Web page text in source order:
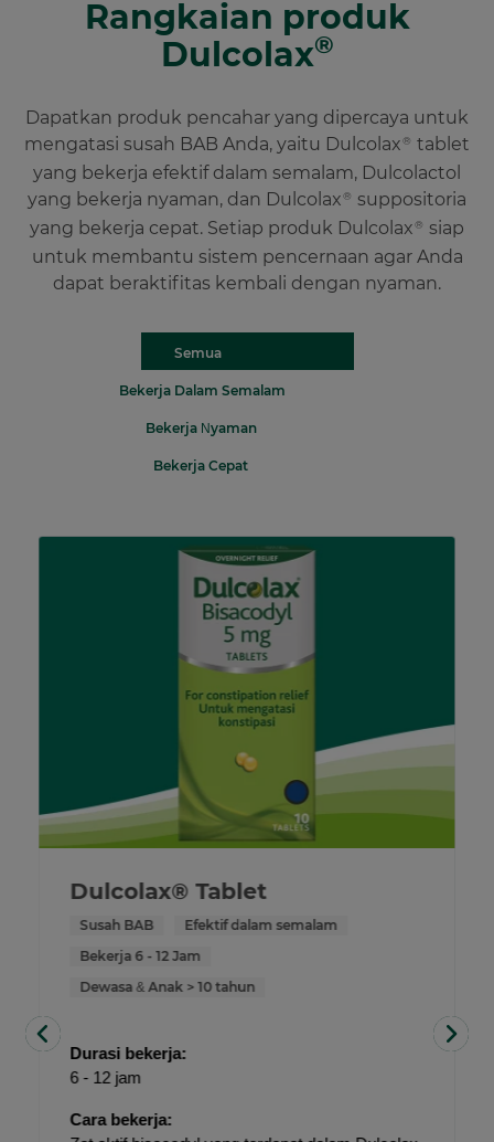
Rangkaian produk
Dulcolax®
Dapatkan produk pencahar yang dipercaya untuk
mengatasi susah BAB Anda, yaitu Dulcolax® tablet
yang bekerja efektif dalam semalam, Dulcolactol
yang bekerja nyaman, dan Dulcolax® suppositoria
yang bekerja cepat. Setiap produk Dulcolax® siap
untuk membantu sistem pencernaan agar Anda
dapat beraktifitas kembali dengan nyaman.
Semua
Bekerja Dalam Semalam
Bekerja Nyaman
Bekerja Cepat
Dulcolax® Tablet
Susah BAB
Efektif dalam semalam
Bekerja 6 - 12 Jam
Dewasa & Anak > 10 tahun
Durasi bekerja:
6 - 12 jam
Cara bekerja: